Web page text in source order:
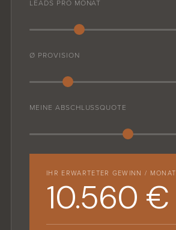
LEADS PRO MONAT
Ø PROVISION
MEINE ABSCHLUSSQUOTE
IHR ERWARTETER GEWINN / MONAT
10.560 €